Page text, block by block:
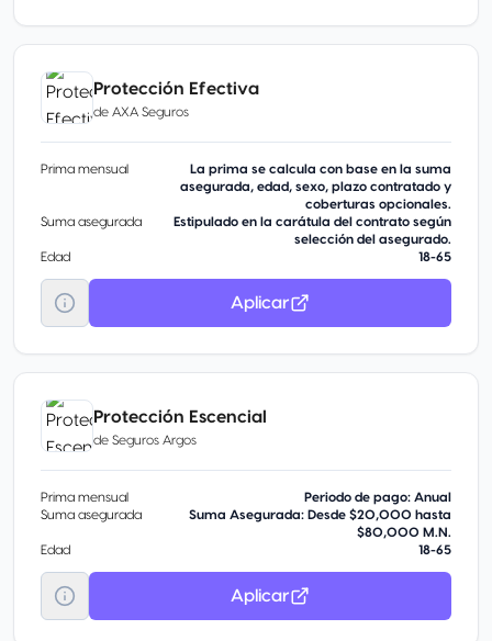
Protección Efectiva
de AXA Seguros
Prima mensual
La prima se calcula con base en la suma
asegurada, edad, sexo, plazo contratado y
coberturas opcionales.
Suma asegurada
Estipulado en la carátula del contrato según
selección del asegurado.
Edad
18-65
Aplicar
Protección Escencial
de Seguros Argos
Prima mensual
Periodo de pago: Anual
Suma asegurada
Suma Asegurada: Desde $20,000 hasta
$80,000 M.N.
Edad
18-65
Aplicar